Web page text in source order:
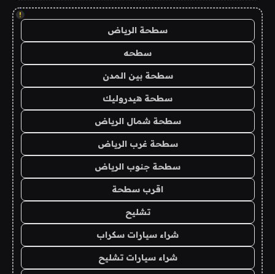
!
سطحة الرياض
سطحه
سطحة بين المدن
سطحة هيدروليك
سطحة شمال الرياض
سطحة غرب الرياض
سطحة جنوب الرياض
اقرب سطحة
تشليح
شراء سيارات سكراب
شراء سيارات تشليح